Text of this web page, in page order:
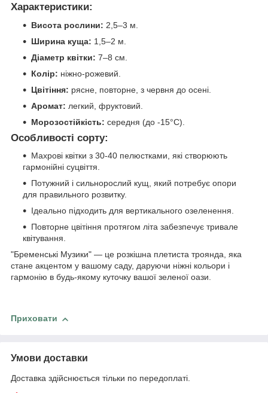
Характеристики:
Висота рослини: 2,5–3 м.
Ширина куща: 1,5–2 м.
Діаметр квітки: 7–8 см.
Колір: ніжно-рожевий.
Цвітіння: рясне, повторне, з червня до осені.
Аромат: легкий, фруктовий.
Морозостійкість: середня (до -15°C).
Особливості сорту:
Махрові квітки з 30-40 пелюстками, які створюють
гармонійні суцвіття.
Потужний і сильнорослий кущ, який потребує опори
для правильного розвитку.
Ідеально підходить для вертикального озеленення.
Повторне цвітіння протягом літа забезпечує тривале
квітування.
"Бременські Музики" — це розкішна плетиста троянда, яка
стане акцентом у вашому саду, даруючи ніжні кольори і
гармонію в будь-якому куточку вашої зеленої оази.
Приховати
Умови доставки
Доставка здійснюється тільки по передоплаті.